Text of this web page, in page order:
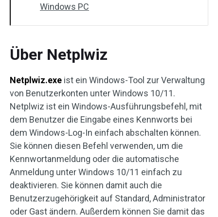
Windows PC
Über Netplwiz
Netplwiz.exe ist ein Windows-Tool zur Verwaltung
von Benutzerkonten unter Windows 10/11.
Netplwiz ist ein Windows-Ausführungsbefehl, mit
dem Benutzer die Eingabe eines Kennworts bei
dem Windows-Log-In einfach abschalten können.
Sie können diesen Befehl verwenden, um die
Kennwortanmeldung oder die automatische
Anmeldung unter Windows 10/11 einfach zu
deaktivieren. Sie können damit auch die
Benutzerzugehörigkeit auf Standard, Administrator
oder Gast ändern. Außerdem können Sie damit das